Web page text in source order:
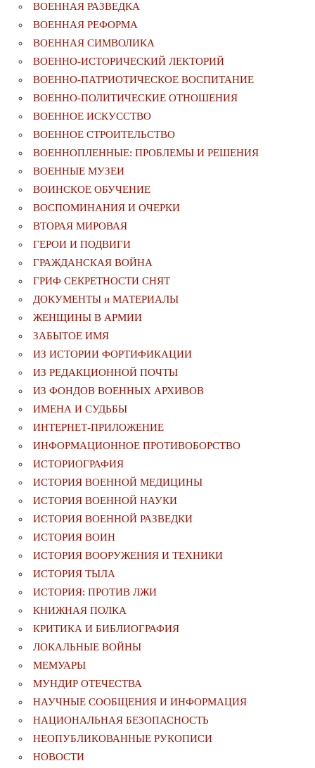
ВОЕННАЯ РАЗВЕДКА
ВОЕННАЯ РЕФОРМА
ВОЕННАЯ СИМВОЛИКА
ВОЕННО-ИСТОРИЧЕСКИЙ ЛЕКТОРИЙ
ВОЕННО-ПАТРИОТИЧЕСКОЕ ВОСПИТАНИЕ
ВОЕННО-ПОЛИТИЧЕСКИE ОТНОШЕНИЯ
ВОЕННОЕ ИСКУССТВО
ВОЕННОЕ СТРОИТЕЛЬСТВО
ВОЕННОПЛЕННЫЕ: ПРОБЛЕМЫ И РЕШЕНИЯ
ВОЕННЫЕ МУЗЕИ
ВОИНСКОЕ ОБУЧЕНИЕ
ВОСПОМИНАНИЯ И ОЧЕРКИ
ВТОРАЯ МИРОВАЯ
ГЕРОИ И ПОДВИГИ
ГРАЖДАНСКАЯ ВОЙНА
ГРИФ СЕКРЕТНОСТИ СНЯТ
ДОКУМЕНТЫ и МАТЕРИАЛЫ
ЖЕНЩИНЫ В АРМИИ
ЗАБЫТОЕ ИМЯ
ИЗ ИСТОРИИ ФОРТИФИКАЦИИ
ИЗ РЕДАКЦИОННОЙ ПОЧТЫ
ИЗ ФОНДОВ ВОЕННЫХ АРХИВОВ
ИМЕНА И СУДЬБЫ
ИНТЕРНЕТ-ПРИЛОЖЕНИЕ
ИНФОРМАЦИОННОЕ ПРОТИВОБОРСТВО
ИСТОРИОГРАФИЯ
ИСТОРИЯ ВОЕННОЙ МЕДИЦИНЫ
ИСТОРИЯ ВОЕННОЙ НАУКИ
ИСТОРИЯ ВОЕННОЙ РАЗВЕДКИ
ИСТОРИЯ ВОИН
ИСТОРИЯ ВООРУЖЕНИЯ И ТЕХНИКИ
ИСТОРИЯ ТЫЛА
ИСТОРИЯ: ПРОТИВ ЛЖИ
КНИЖНАЯ ПОЛКА
КРИТИКА И БИБЛИОГРАФИЯ
ЛОКАЛЬНЫЕ ВОЙНЫ
МЕМУАРЫ
МУНДИР ОТЕЧЕСТВА
НАУЧНЫЕ СООБЩЕНИЯ И ИНФОРМАЦИЯ
НАЦИОНАЛЬНАЯ БЕЗОПАСНОСТЬ
НЕОПУБЛИКОВАННЫЕ РУКОПИСИ
НОВОСТИ